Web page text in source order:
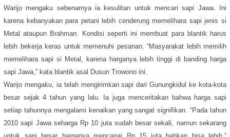
Warijo mengaku sebenarnya ia kesulitan untuk mencari sapi Jawa. Ini
karena kebanyakan para petani lebih cenderung memelihara sapi jenis si
Metal ataupun Brahman. Kondisi seperti ini membuat para blantik harus
lebih bekerja keras untuk memenuhi pesanan. “Masyarakat lebih memilih
memelihara sapi si Metal, karena harganya lebih tinggi di banding harga
sapi Jawa,” kata blantik asal Dusun Trowono ini.
Warijo mengaku, ia telah mengirimkan sapi dari Gunungkidul ke kota-kota
besar sejak 4 tahun yang lalu. Ia juga menceritakan bahwa harga sapi
setiap tahunnya mengalami kenaikan yang sangat signifikan. “Pada tahun
2010 sapi Jawa seharga Rp 10 juta sudah besar sekali, namun sekarang